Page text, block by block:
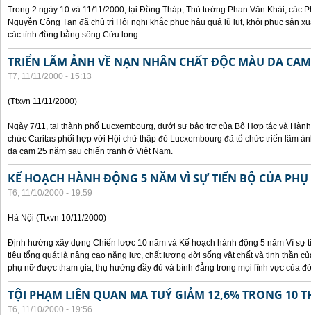
Trong 2 ngày 10 và 11/11/2000, tại Đồng Tháp, Thủ tướng Phan Văn Khải, các
Nguyễn Công Tạn đã chủ trì Hội nghị khắc phục hậu quả lũ lụt, khôi phục sản
các tỉnh đồng bằng sông Cửu long.
TRIỂN LÃM ẢNH VỀ NẠN NHÂN CHẤT ĐỘC MÀU DA CAM
T7, 11/11/2000 - 15:13
(Ttxvn 11/11/2000)
Ngày 7/11, tại thành phố Lucxembourg, dưới sự bảo trợ của Bộ Hợp tác và
chức Caritas phối hợp với Hội chữ thập đỏ Lucxembourg đã tổ chức triển lãm
da cam 25 năm sau chiến tranh ở Việt Nam.
KẾ HOẠCH HÀNH ĐỘNG 5 NĂM VÌ SỰ TIẾN BỘ CỦA
T6, 11/10/2000 - 19:59
Hà Nội (Ttxvn 10/11/2000)
Định hướng xây dựng Chiến lược 10 năm và Kế hoạch hành động 5 năm Vì sự
tiêu tổng quát là nâng cao năng lực, chất lượng đời sống vật chất và tinh thần
phụ nữ được tham gia, thụ hưởng đầy đủ và bình đẳng trong mọi lĩnh vực của
TỘI PHẠM LIÊN QUAN MA TUÝ GIẢM 12,6% TRONG 10
T6, 11/10/2000 - 19:56